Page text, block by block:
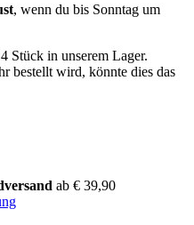
, wenn du bis Sonntag um
Stück in unserem Lager.
bestellt wird, könnte dies das
ab € 39,90